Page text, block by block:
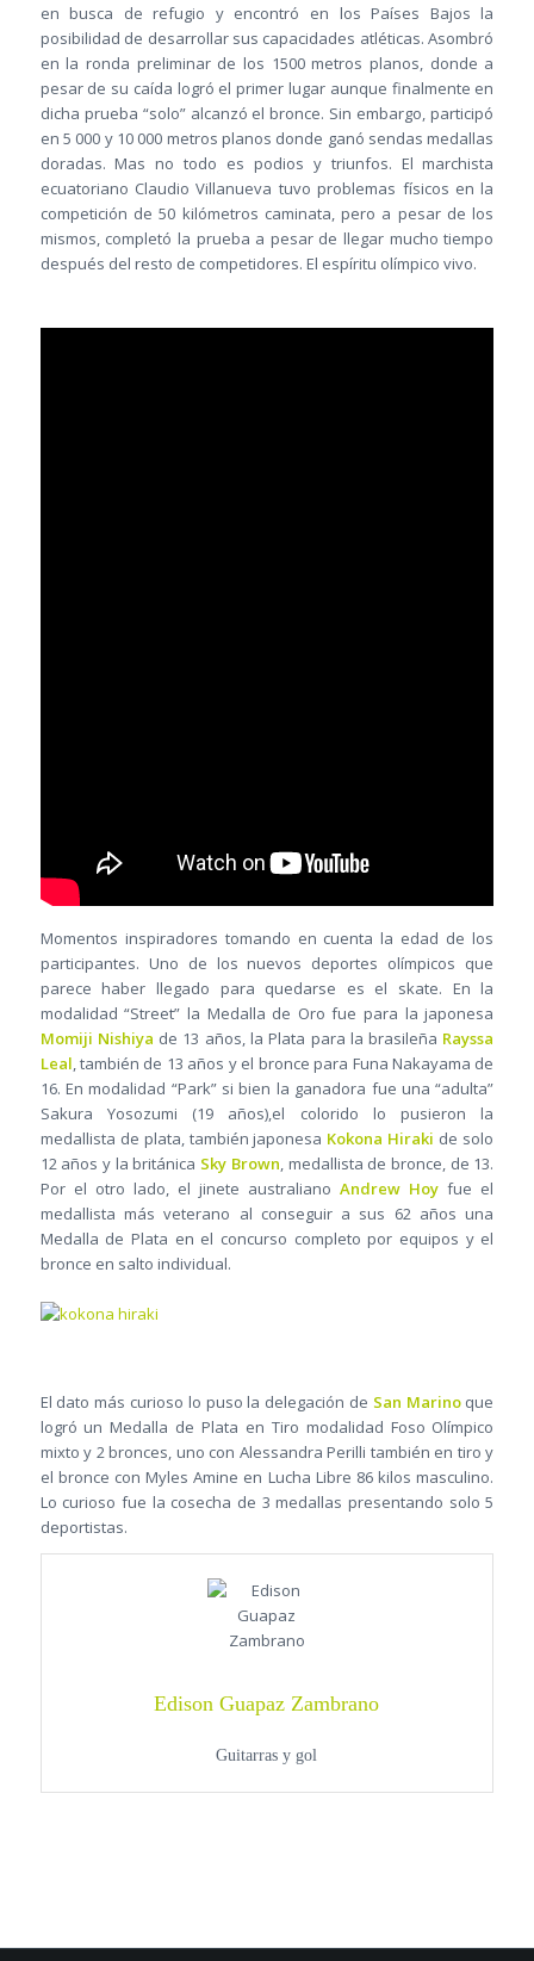
en busca de refugio y encontró en los Países Bajos la
posibilidad de desarrollar sus capacidades atléticas. Asombró
en la ronda preliminar de los 1500 metros planos, donde a
pesar de su caída logró el primer lugar aunque finalmente en
dicha prueba “solo” alcanzó el bronce. Sin embargo, participó
en 5 000 y 10 000 metros planos donde ganó sendas medallas
doradas. Mas no todo es podios y triunfos. El marchista
ecuatoriano Claudio Villanueva tuvo problemas físicos en la
competición de 50 kilómetros caminata, pero a pesar de los
mismos, completó la prueba a pesar de llegar mucho tiempo
después del resto de competidores. El espíritu olímpico vivo.
Momentos inspiradores tomando en cuenta la edad de los
participantes. Uno de los nuevos deportes olímpicos que
parece haber llegado para quedarse es el skate. En la
modalidad “Street” la Medalla de Oro fue para la japonesa
Momiji Nishiya de 13 años, la Plata para la brasileña Rayssa
Leal, también de 13 años y el bronce para Funa Nakayama de
16. En modalidad “Park” si bien la ganadora fue una “adulta”
Sakura Yosozumi (19 años),el colorido lo pusieron la
medallista de plata, también japonesa Kokona Hiraki de solo
12 años y la británica Sky Brown, medallista de bronce, de 13.
Por el otro lado, el jinete australianoAndrew Hoy fue el
medallista más veterano al conseguir a sus 62 años una
Medalla de Plata en el concurso completo por equipos y el
bronce en salto individual.
El dato más curioso lo puso la delegación de San Marinoque
logró un Medalla de Plata en Tiro modalidad Foso Olímpico
mixto y 2 bronces, uno con Alessandra Perilli también en tiro y
el bronce con Myles Amine en Lucha Libre 86 kilos masculino.
Lo curioso fue la cosecha de 3 medallas presentando solo 5
deportistas.
Edison Guapaz Zambrano
Guitarras y gol